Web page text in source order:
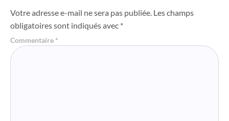
Votre adresse e-mail ne sera pas publiée. Les champs
obligatoires sont indiqués avec *
Commentaire *